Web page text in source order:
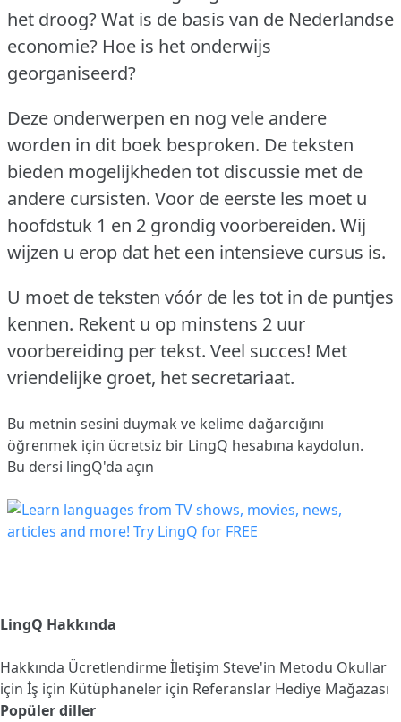
het droog?Wat is de basis van de Nederlandse
economie? Hoe is het onderwijs
georganiseerd?
Deze onderwerpen en nog vele andere
worden in dit boek besproken. De teksten
bieden mogelijkheden tot discussie met de
andere cursisten. Voor de eerste les moet u
hoofdstuk 1 en 2 grondig voorbereiden. Wij
wijzen u erop dat het een intensieve cursus is.
U moet de teksten vóór de les tot in de puntjes
kennen. Rekent u op minstens 2 uur
voorbereiding per tekst. Veel succes! Met
vriendelijke groet, het secretariaat.
Bu metnin sesini duymak ve kelime dağarcığını
öğrenmek için ücretsiz bir LingQ hesabına kaydolun.
Bu dersi lingQ'da açın
LingQ Hakkında
Hakkında Ücretlendirmeİletişim Steve'in Metodu Okullar
için İş için Kütüphaneler için Referanslar Hediye Mağazası
Popüler diller